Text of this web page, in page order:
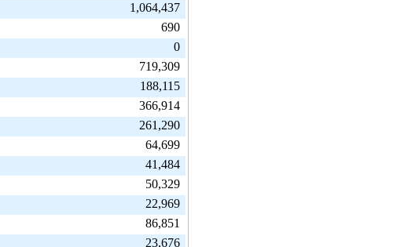
1,064,437
690
0
719,309
188,115
366,914
261,290
64,699
41,484
50,329
22,969
86,851
23,676